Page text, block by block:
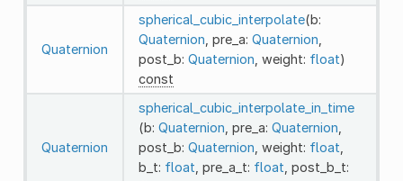
Quaternion
spherical_cubic_interpolate(b:
Quaternion , pre_a: Quaternion
post_b: Quaternion , weight: float)
const
Quaternion
spherical_cubic_interpolate_in_time
(b: Quaternion , pre_a: Quaternion
post_b: Quaternion , weight: float
b_t: float , pre_a_t: float , post_b_t: